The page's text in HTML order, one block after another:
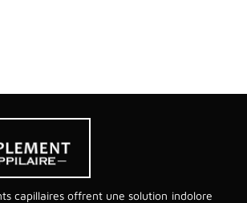
capillaires offrent une solution indolore